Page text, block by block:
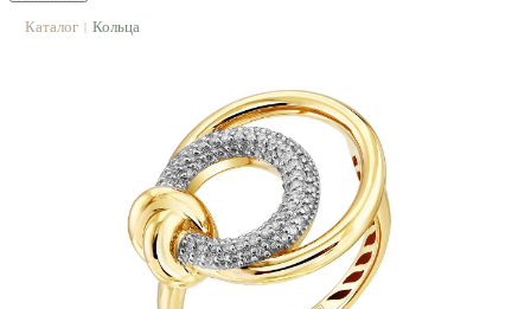
Каталог | Кольца